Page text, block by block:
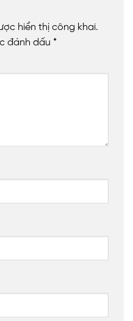
hiển thị công khai.
đánh dấu *